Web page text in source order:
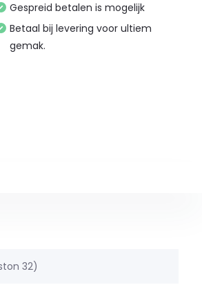
Gespreid betalen is mogelijk
Betaal bij levering voor ultiem
gemak.
32)